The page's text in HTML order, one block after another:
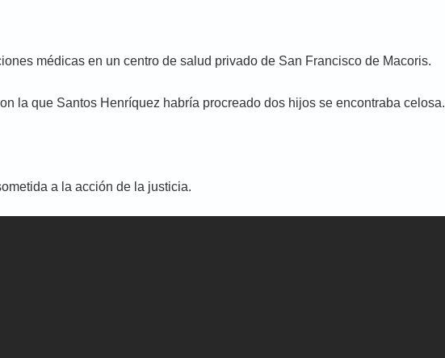
médicas en un centro de salud privado de San Francisco de Macoris.
la que Santos Henríquez habría procreado dos hijos se encontraba celosa.
a la acción de la justicia.